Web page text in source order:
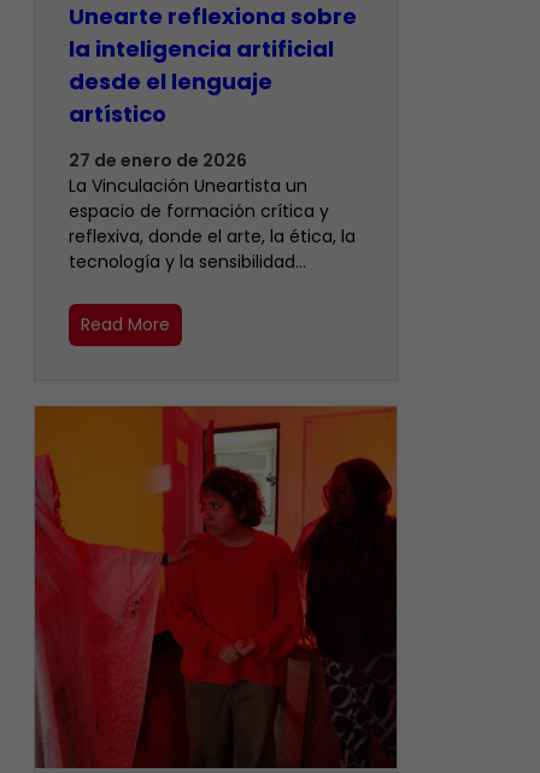
Unearte reflexiona sobre
la inteligencia artificial
desde el lenguaje
artístico
27 de enero de 2026
La Vinculación Uneartista un
espacio de formación crítica y
reflexiva, donde el arte, la ética, la
tecnología y la sensibilidad…
Read More